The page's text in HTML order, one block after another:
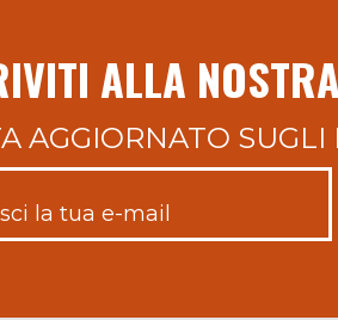
ALLA
AGGIORNATO